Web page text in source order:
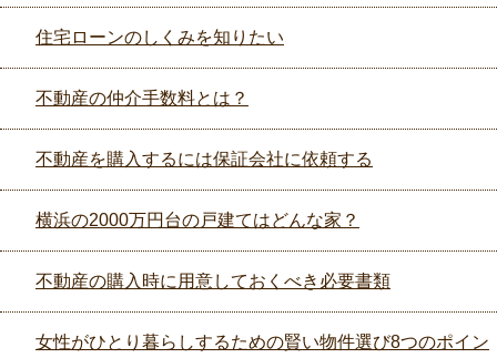
住宅ローンのしくみを知りたい
不動産の仲介手数料とは？
不動産を購入するには保証会社に依頼する
横浜の2000万円台の戸建てはどんな家？
不動産の購入時に用意しておくべき必要書類
女性がひとり暮らしするための賢い物件選び8つのポイン